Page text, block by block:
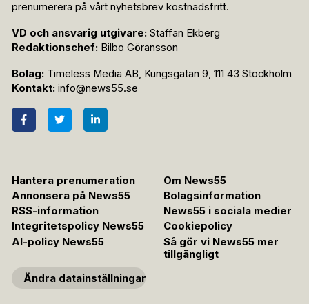
prenumerera på vårt nyhetsbrev kostnadsfritt.
VD och ansvarig utgivare: Staffan Ekberg
Redaktionschef: Bilbo Göransson
Bolag: Timeless Media AB, Kungsgatan 9, 111 43 Stockholm
Kontakt: info@news55.se
Hantera prenumeration
Om News55
Annonsera på News55
Bolagsinformation
RSS-information
News55 i sociala medier
Integritetspolicy News55
Cookiepolicy
AI-policy News55
Så gör vi News55 mer
tillgängligt
Ändra datainställningar